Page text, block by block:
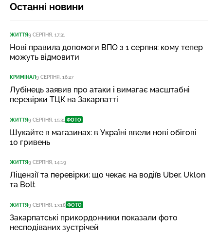
Останні новини
ЖИТТЯ9 СЕРПНЯ, 17:31
Нові правила допомоги ВПО з 1 серпня: кому тепер
можуть відмовити
КРИМІНАЛ9 СЕРПНЯ, 16:27
Лубінець заявив про атаки і вимагає масштабні
перевірки ТЦК на Закарпатті
ЖИТТЯ9 СЕРПНЯ, 15:31 ФОТО
Шукайте в магазинах: в Україні ввели нові обігові
10 гривень
ЖИТТЯ9 СЕРПНЯ, 14:19
Ліцензії та перевірки: що чекає на водіїв Uber, Uklon
та Bolt
ЖИТТЯ9 СЕРПНЯ, 13:18 ФОТО
Закарпатські прикордонники показали фото
несподіваних зустрічей